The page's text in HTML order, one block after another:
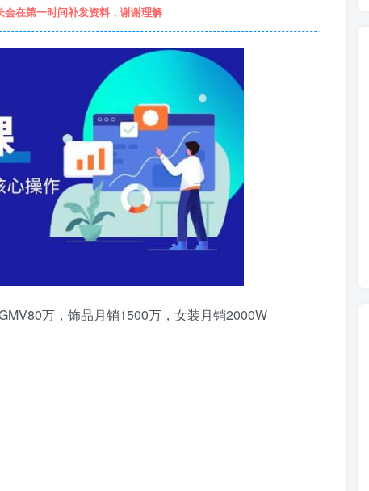
在第一时间补发资料，谢谢理解
万，饰品月销1500万，女装月销2000W